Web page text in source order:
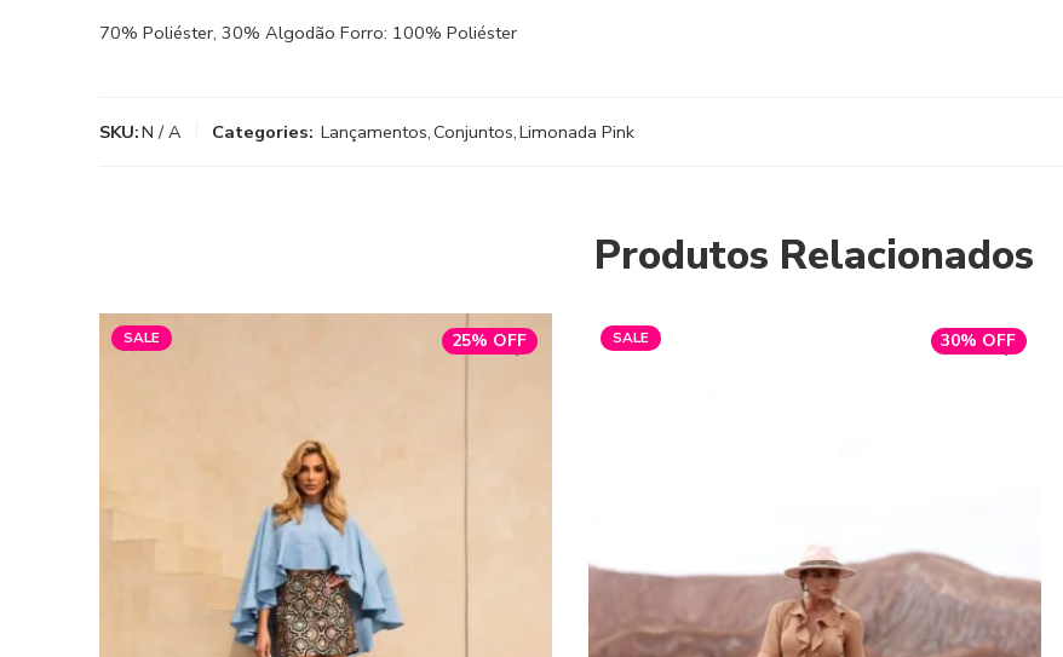
70% Poliéster, 30% Algodão Forro: 100% Poliéster
SKU:N / A Categories: Lançamentos,Conjuntos,Limonada Pink
Produtos Relacionados
SALE 25% OFF SALE 30% OFF